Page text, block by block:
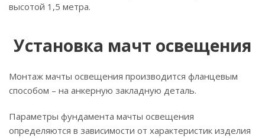
высотой 1,5 метра.
Установка мачт освещения
Монтаж мачты освещения производится фланцевым
способом – на анкерную закладную деталь.
Параметры фундамента мачты освещения
определяются в зависимости от характеристик изделия